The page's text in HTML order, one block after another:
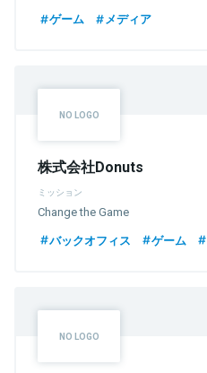
ゲーム
メディア
株式会社Donuts
ミッション
Change the Game
バックオフィス
ゲーム